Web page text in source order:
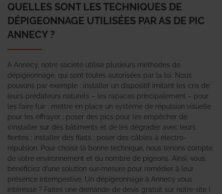
QUELLES SONT LES TECHNIQUES DE
DÉPIGEONNAGE UTILISÉES PAR AS DE PIC
ANNECY ?
A Annecy, notre société utilise plusieurs méthodes de
dépigeonnage, qui sont toutes autorisées par la loi. Nous
pouvons par exemple : installer un dispositif imitant les cris de
leurs prédateurs naturels – les rapaces principalement – pour
les faire fuir ; mettre en place un système de répulsion visuelle
pour les effrayer ; poser des pics pour les empêcher de
s’installer sur des bâtiments et de les dégrader avec leurs
fientes ; installer des filets ; poser des câbles à électro-
répulsion. Pour choisir la bonne technique, nous tenons compte
de votre environnement et du nombre de pigeons. Ainsi, vous
bénéficiez d’une solution sur-mesure pour remédier à leur
présence intempestive. Un dépigeonnage à Annecy vous
intéresse ? Faites une demande de devis gratuit sur notre site !